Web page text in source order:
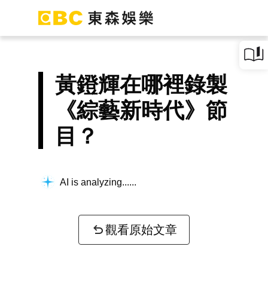
黃鐙輝在哪裡錄製
《綜藝新時代》節
目？
AI is analyzing...
觀看原始文章